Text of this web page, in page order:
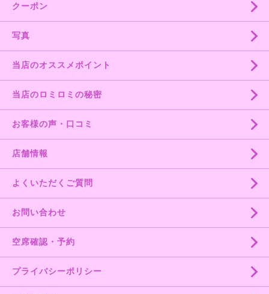
クーポン
写真
当店のオススメポイント
当店のロミロミの秘密
お客様の声・口コミ
店舗情報
よくいただくご質問
お問い合わせ
空席確認・予約
プライバシーポリシー